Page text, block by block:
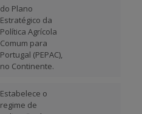
do Plano
Estratégico da
Política Agrícola
Comum para
Portugal (PEPAC),
no Continente.
Estabelece o
regime de